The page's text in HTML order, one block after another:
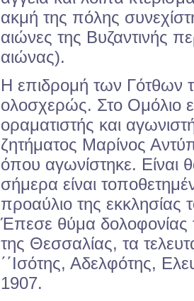
ακμή της πόλης
αιώνες της Βυζαντινής
αιώνας).
Η επιδρομή των Γότθων
ολοσχερώς. Στο Ομόλιο
οραματιστής και
ζητήματος Μαρίνος
όπου αγωνίστηκε. Είναι
σήμερα είναι
προαύλιο της εκκλησίας
Έπεσε θύμα δολοφονίας
της Θεσσαλίας, τα
΄΄Ισότης, Αδελφότης,
1907.